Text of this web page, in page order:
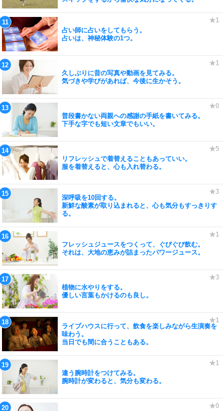
占い師に占いをしてもらう。
占いは、神秘体験の1つ。
久しぶりに昔の写真や動画を見てみる。
気づきや学びがあれば、今後に生かそう。
普段書かない両親への感謝の手紙を書いてみる。
下手な字でも短い文章でもいい。
リフレッシュで着替えることもあっていい。
服を着替えると、心も入れ替わる。
深呼吸を10回する。
新鮮な酸素が取り込まれると、心も気分もすっきりす
る。
フレッシュジュースをつくって、ぐびぐび飲む。
それは、大地の恵みが詰まったパワージュース。
植物に水やりをする。
優しい言葉もかけるのも良し。
ライブハウスに行って、飲食を楽しみながら生演奏を
味わう。
当日でも間に合うこともある。
違う腕時計をつけてみる。
腕時計が変わると、気分も変わる。